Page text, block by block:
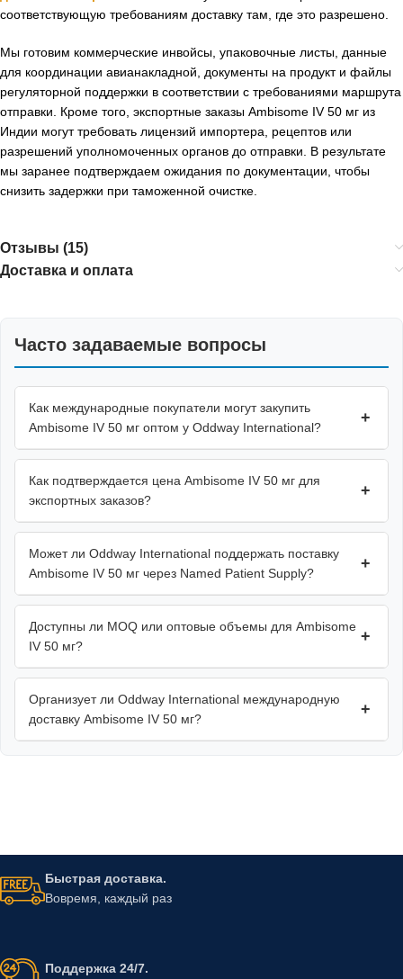
соответствующую требованиям доставку там, где это разрешено.
Мы готовим коммерческие инвойсы, упаковочные листы, данные
для координации авианакладной, документы на продукт и файлы
регуляторной поддержки в соответствии с требованиями маршрута
отправки. Кроме того, экспортные заказы Ambisome IV 50 мг из
Индии могут требовать лицензий импортера, рецептов или
разрешений уполномоченных органов до отправки. В результате
мы заранее подтверждаем ожидания по документации, чтобы
снизить задержки при таможенной очистке.
Отзывы (15)
Доставка и оплата
Часто задаваемые вопросы
Как международные покупатели могут закупить
Ambisome IV 50 мг оптом у Oddway International?
+
Как подтверждается цена Ambisome IV 50 мг для
экспортных заказов?
+
Может ли Oddway International поддержать поставку
Ambisome IV 50 мг через Named Patient Supply?
+
Доступны ли MOQ или оптовые объемы для Ambisome
IV 50 мг?
+
Организует ли Oddway International международную
доставку Ambisome IV 50 мг?
+
Быстрая доставка.
Вовремя, каждый раз
Поддержка 24/7.